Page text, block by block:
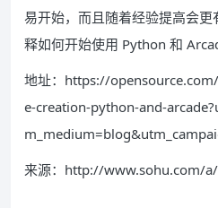
易开始，而且随着经验提高会
释如何开始使用 Python 和
地址：https://
e-creation-python-and-
来源：http://www.sohu.com/